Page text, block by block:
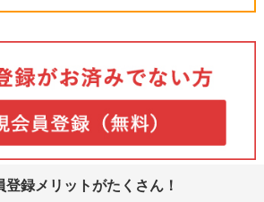
登録メリットがたくさん！